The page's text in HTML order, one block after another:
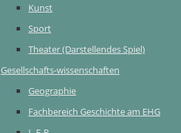
Kunst
Sport
Theater (Darstellendes Spiel)
Gesellschafts-wissenschaften
Geographie
Fachbereich Geschichte am EHG